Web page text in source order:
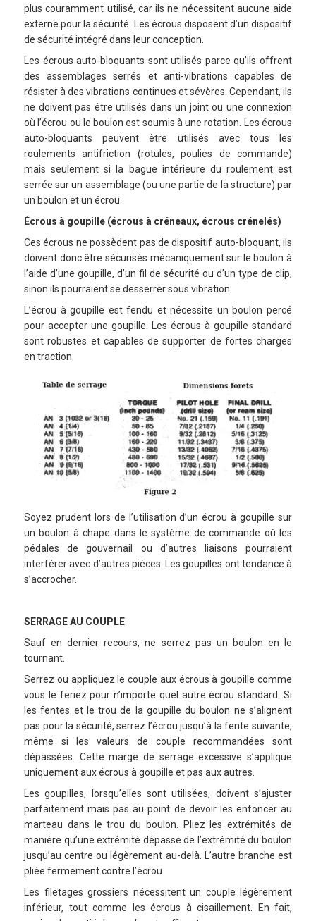
plus couramment utilisé, car ils ne nécessitent aucune aide
externe pour la sécurité. Les écrous disposent d’un dispositif
de sécurité intégré dans leur conception.
Les écrous auto-bloquants sont utilisés parce qu’ils offrent
des assemblages serrés et anti-vibrations capables de
résister à des vibrations continues et sévères. Cependant, ils
ne doivent pas être utilisés dans un joint ou une connexion
où l’écrou ou le boulon est soumis à une rotation. Les écrous
auto-bloquants peuvent être utilisés avec tous les
roulements antifriction (rotules, poulies de commande)
mais seulement si la bague intérieure du roulement est
serrée sur un assemblage (ou une partie de la structure) par
un boulon et un écrou.
Écrous à goupille (écrous à créneaux, écrous crénelés)
Ces écrous ne possèdent pas de dispositif auto-bloquant, ils
doivent donc être sécurisés mécaniquement sur le boulon à
l’aide d’une goupille, d’un fil de sécurité ou d’un type de clip,
sinon ils pourraient se desserrer sous vibration.
L’écrou à goupille est fendu et nécessite un boulon percé
pour accepter une goupille. Les écrous à goupille standard
sont robustes et capables de supporter de fortes charges
en traction.
Soyez prudent lors de l’utilisation d’un écrou à goupille sur
un boulon à chape dans le système de commande où les
pédales de gouvernail ou d’autres liaisons pourraient
interférer avec d’autres pièces. Les goupilles ont tendance à
s’accrocher.
SERRAGE AU COUPLE
Sauf en dernier recours, ne serrez pas un boulon en le
tournant.
Serrez ou appliquez le couple aux écrous à goupille comme
vous le feriez pour n’importe quel autre écrou standard. Si
les fentes et le trou de la goupille du boulon ne s’alignent
pas pour la sécurité, serrez l’écrou jusqu’à la fente suivante,
même si les valeurs de couple recommandées sont
dépassées. Cette marge de serrage excessive s’applique
uniquement aux écrous à goupille et pas aux autres.
Les goupilles, lorsqu’elles sont utilisées, doivent s’ajuster
parfaitement mais pas au point de devoir les enfoncer au
marteau dans le trou du boulon. Pliez les extrémités de
manière qu’une extrémité dépasse de l’extrémité du boulon
jusqu’au centre ou légèrement au-delà. L’autre branche est
pliée fermement contre l’écrou.
Les filetages grossiers nécessitent un couple légèrement
inférieur, tout comme les écrous à cisaillement. En fait,